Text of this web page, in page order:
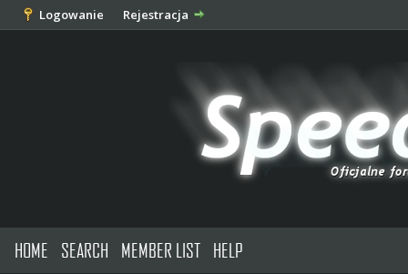
Logowanie Rejestracja
HOME SEARCH MEMBER LIST HELP